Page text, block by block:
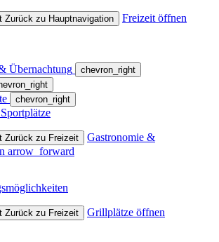
Zurück zu Hauptnavigation
Freizeit öffnen
Übernachtung
chevron_right
chevron_right
Zurück zu Freizeit
Gastronomie &
arrow_forward
Zurück zu Freizeit
Grillplätze öffnen